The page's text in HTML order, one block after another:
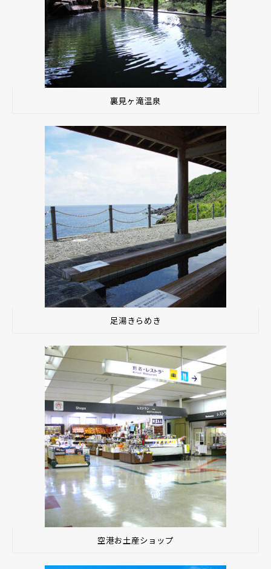
裏見ヶ滝温泉
足湯きらめき
空港お土産ショップ